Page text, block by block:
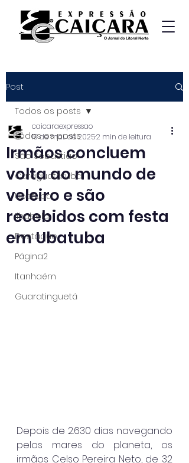
Post
Todos os posts
São Sebastião
Caraguatatuba
Ubatuba
Ilhabela
Destaque
Página2
Itanhaém
Guaratinguetá
Todos os posts
Irmãos concluem
volta ao mundo de
veleiro e são
recebidos com festa
em Ubatuba
caicaraexpressao
19 de mai. de 20252 min de leitura
Depois de 2.630 dias navegando
pelos mares do planeta, os
irmãos Celso Pereira Neto, de 32